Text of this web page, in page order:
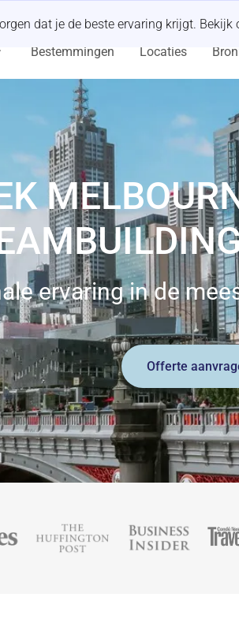
dat je de beste ervaring krijgt. Bekijk
Bestemmingen Locaties
ervaring in de
Offerte